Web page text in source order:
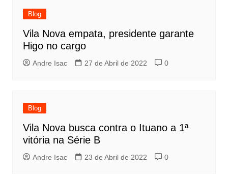
Blog
Vila Nova empata, presidente garante
Higo no cargo
Andre Isac 27 de Abril de 2022 0
Blog
Vila Nova busca contra o Ituano a 1ª
vitória na Série B
Andre Isac 23 de Abril de 2022 0